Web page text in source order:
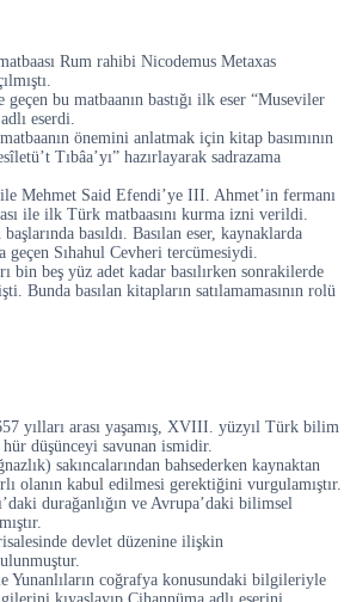
Rum rahibi Nicodemus Metaxas
bu matbaanın bastığı ilk eser “Museviler
eserdi.
önemini anlatmak için kitap basımının
Tıbâa’yı” hazırlayarak sadrazama
Mehmet Said Efendi’ye III. Ahmet’in fermanı
ile ilk Türk matbaasını kurma izni verildi.
basıldı. Basılan eser, kaynaklarda
geçen Sıhahul Cevheri tercümesiydi.
bin beş yüz adet kadar basılırken sonrakilerde
Bunda basılan kitapların satılamamasının rolü
yılları arası yaşamış, XVIII. yüzyıl Türk bilim
düşünceyi savunan ismidir.
sakıncalarından bahsederken kaynaktan
olanın kabul edilmesi gerektiğini vurgulamıştır.
durağanlığın ve Avrupa’daki bilimsel
devlet düzenine ilişkin
Yunanlıların coğrafya konusundaki bilgileriyle